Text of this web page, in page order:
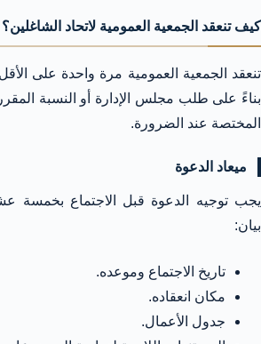
كيف تنعقد الجمعية العمومية لاتحاد الشاغلين؟
تنعقد الجمعية العمومية مرة واحدة على
بناءً على طلب مجلس الإدارة أو النسبة
المختصة عند الضرورة.
ميعاد الدعوة
يجب توجيه الدعوة قبل الاجتماع بخمسة
بيان:
تاريخ الاجتماع وموعده.
مكان انعقاده.
جدول الأعمال.